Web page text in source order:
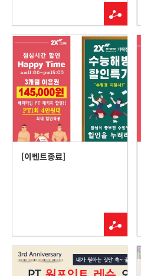
[이벤트종료]